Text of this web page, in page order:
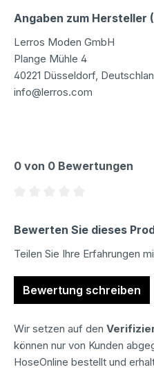
Angaben zum Hersteller
Lerros Moden GmbH
Plange Mühle 4
40221 Düsseldorf,
info@lerros.com
0 von 0 Bewertungen
Bewerten Sie dieses
Teilen Sie Ihre Erfahrungen
Bewertung schreiben
Wir setzen auf den
können nur von Kunden
HoseOnline bestellt und